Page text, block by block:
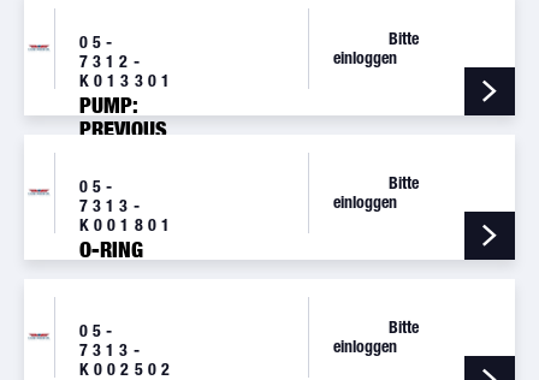
05-
7312-
K013301
PUMP:
PREVIOUS
Bitte
einloggen
05-
7313-
K001801
O-RING
Bitte
einloggen
05-
7313-
K002502
Bitte
einloggen